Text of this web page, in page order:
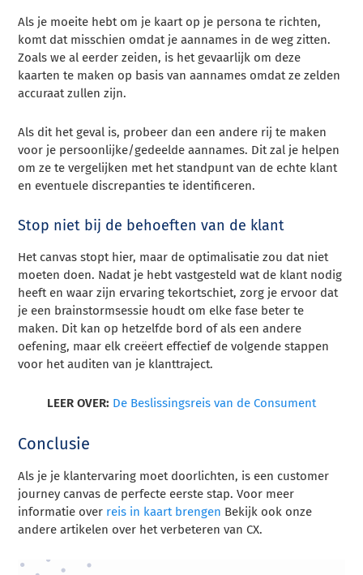
Als je moeite hebt om je kaart op je persona te richten,
komt dat misschien omdat je aannames in de weg zitten.
Zoals we al eerder zeiden, is het gevaarlijk om deze
kaarten te maken op basis van aannames omdat ze zelden
accuraat zullen zijn.
Als dit het geval is, probeer dan een andere rij te maken
voor je persoonlijke/gedeelde aannames. Dit zal je helpen
om ze te vergelijken met het standpunt van de echte klant
en eventuele discrepanties te identificeren.
Stop niet bij de behoeften van de klant
Het canvas stopt hier, maar de optimalisatie zou dat niet
moeten doen. Nadat je hebt vastgesteld wat de klant nodig
heeft en waar zijn ervaring tekortschiet, zorg je ervoor dat
je een brainstormsessie houdt om elke fase beter te
maken. Dit kan op hetzelfde bord of als een andere
oefening, maar elk creëert effectief de volgende stappen
voor het auditen van je klanttraject.
LEER OVER: De Beslissingsreis van de Consument
Conclusie
Als je je klantervaring moet doorlichten, is een customer
journey canvas de perfecte eerste stap. Voor meer
informatie over reis in kaart brengen Bekijk ook onze
andere artikelen over het verbeteren van CX.